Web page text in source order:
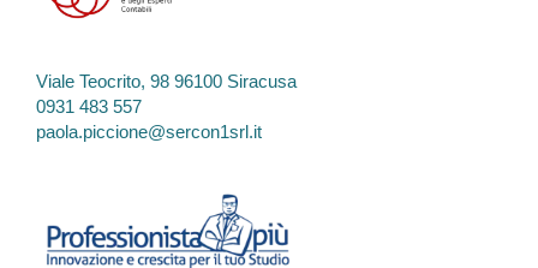
Viale Teocrito, 98 96100 Siracusa
0931 483 557
paola.piccione@sercon1srl.it